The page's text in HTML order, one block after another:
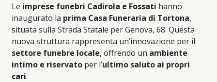
Le imprese funebri Cadirola e Fossati hanno
inaugurato la prima Casa Funeraria di Tortona,
situata sulla Strada Statale per Genova, 68. Questa
nuova struttura rappresenta un’innovazione per il
settore funebre locale, offrendo un ambiente
intimo e riservato per l’ultimo saluto ai propri
cari.